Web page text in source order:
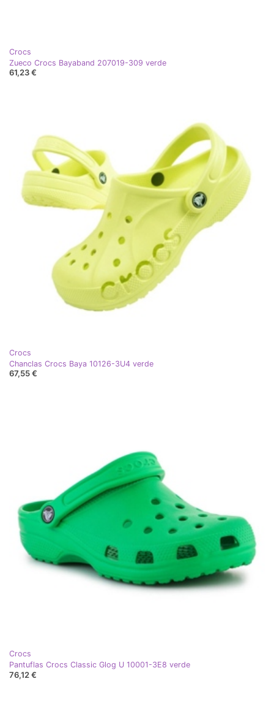
Crocs
Zueco Crocs Bayaband 207019-309 verde
61,23 €
Crocs
Chanclas Crocs Baya 10126-3U4 verde
67,55 €
Crocs
Pantuflas Crocs Classic Glog U 10001-3E8 verde
76,12 €